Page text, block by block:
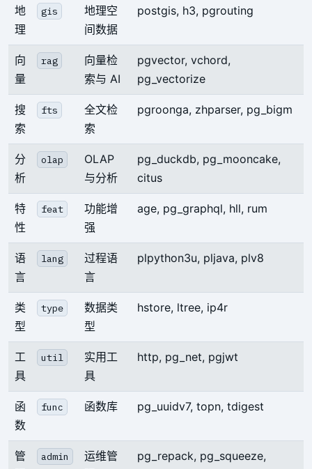
地
理
gis
地理空
间数据
postgis, h3, pgrouting
向
量
rag
向量检
索与 AI
pgvector, vchord,
pg_vectorize
搜
索
fts
全文检
索
pgroonga, zhparser, pg_bigm
分
析
olap
OLAP
与分析
pg_duckdb, pg_mooncake,
citus
特
性
feat
功能增
强
age, pg_graphql, hll, rum
语
言
lang
过程语
言
plpython3u, pljava, plv8
类
型
type
数据类
型
hstore, ltree, ip4r
工
具
util
实用工
具
http, pg_net, pgjwt
函
数
func 函数库 pg_uuidv7, topn, tdigest
管
admin
运维管
pg_repack, pg_squeeze,